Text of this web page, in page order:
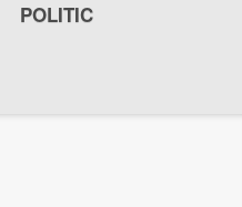
POLITIC